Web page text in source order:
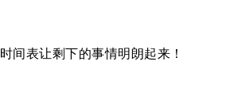
间表让剩下的事情明朗起来！